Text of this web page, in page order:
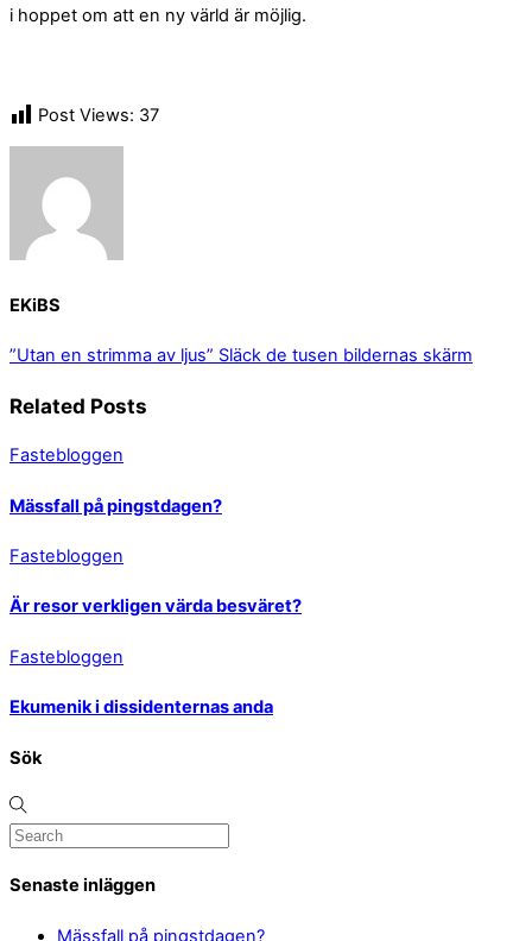
i hoppet om att en ny värld är möjlig.
Post Views: 37
EKiBS
”Utan en strimma av ljus” Släck de tusen bildernas skärm
Related Posts
Fastebloggen
Mässfall på pingstdagen?
Fastebloggen
Är resor verkligen värda besväret?
Fastebloggen
Ekumenik i dissidenternas anda
Sök
Senaste inläggen
Mässfall på pingstdagen?